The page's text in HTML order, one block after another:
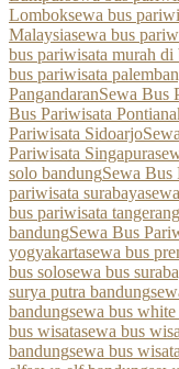
Lomboksewa bus
Malaysiasewa bus
bus pariwisata murah di
bus pariwisata
PangandaranSewa Bus
Bus Pariwisata
Pariwisata Sidoarjo
Pariwisata Singapura
solo bandungSewa Bus
pariwisata surabaya
bus pariwisata tangerang
bandungSewa Bus
yogyakartasewa bus
bus solosewa bus
surya putra bandung
bandungsewa bus white
bus wisatasewa bus
bandungsewa bus